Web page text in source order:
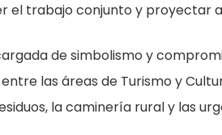
el trabajo conjunto y proyectar
de simbolismo y
las áreas de Turismo y
la caminería rural y las